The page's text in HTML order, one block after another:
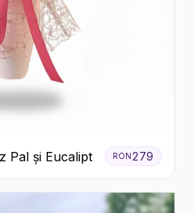
Pal și Eucalipt RON 279